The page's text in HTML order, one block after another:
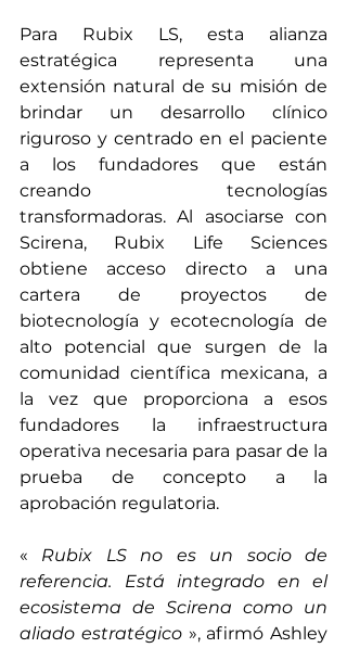
Para Rubix LS, esta alianza
estratégica representa una
extensión natural de su misión de
brindar un desarrollo clínico
riguroso y centrado en el paciente
a los fundadores que están
creando tecnologías
transformadoras. Al asociarse con
Scirena, Rubix Life Sciences
obtiene acceso directo a una
cartera de proyectos de
biotecnología y ecotecnología de
alto potencial que surgen de la
comunidad científica mexicana, a
la vez que proporciona a esos
fundadores la infraestructura
operativa necesaria para pasar de la
prueba de concepto a la
aprobación regulatoria.
«
Rubix LS no es un socio de
referencia. Está integrado en el
ecosistema de Scirena como un
aliado estratégico », afirmó Ashley